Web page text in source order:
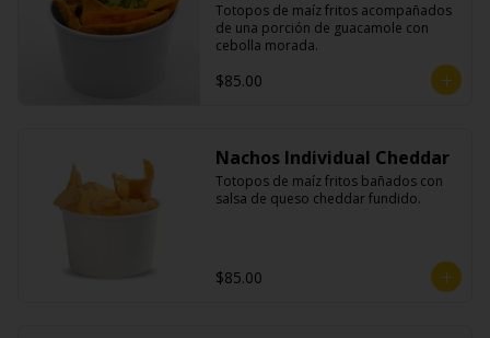
Totopos de maíz fritos acompañados
de una porción de guacamole con
cebolla morada.
$85.00
Nachos Individual Cheddar
Totopos de maíz fritos bañados con
salsa de queso cheddar fundido.
$85.00